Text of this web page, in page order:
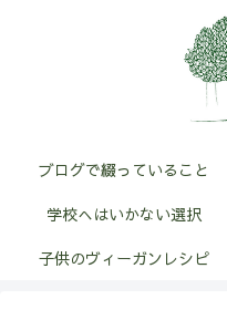
ブログで綴っていること
学校へはいかない選択
子供のヴィーガンレシピ